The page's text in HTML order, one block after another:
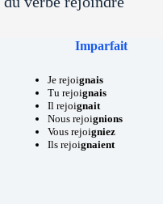
Imparfait
Je rejoignais
Tu rejoignais
Il rejoignait
Nous rejoignions
Vous rejoigniez
Ils rejoignaient